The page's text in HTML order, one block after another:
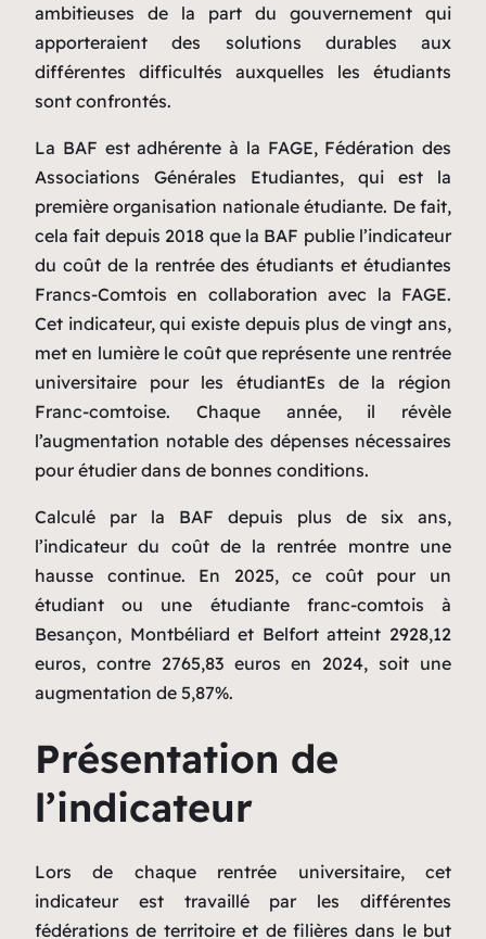
ambitieuses de la part du gouvernement qui
apporteraient des solutions durables aux
différentes difficultés auxquelles les étudiants
sont confrontés.
La BAF est adhérente à la FAGE, Fédération des
Associations Générales Etudiantes, qui est la
première organisation nationale étudiante. De fait,
cela fait depuis 2018 que la BAF publie l’indicateur
du coût de la rentrée des étudiants et étudiantes
Francs-Comtois en collaboration avec la FAGE.
Cet indicateur, qui existe depuis plus de vingt ans,
met en lumière le coût que représente une rentrée
universitaire pour les étudiantEs de la région
Franc-comtoise. Chaque année, il révèle
l’augmentation notable des dépenses nécessaires
pour étudier dans de bonnes conditions.
Calculé par la BAF depuis plus de six ans,
l’indicateur du coût de la rentrée montre une
hausse continue. En 2025, ce coût pour un
étudiant ou une étudiante franc-comtois à
Besançon, Montbéliard et Belfort atteint 2928,12
euros, contre 2765,83 euros en 2024, soit une
augmentation de 5,87%.
Présentation de
l’indicateur
Lors de chaque rentrée universitaire, cet
indicateur est travaillé par les différentes
fédérations de territoire et de filières dans le but